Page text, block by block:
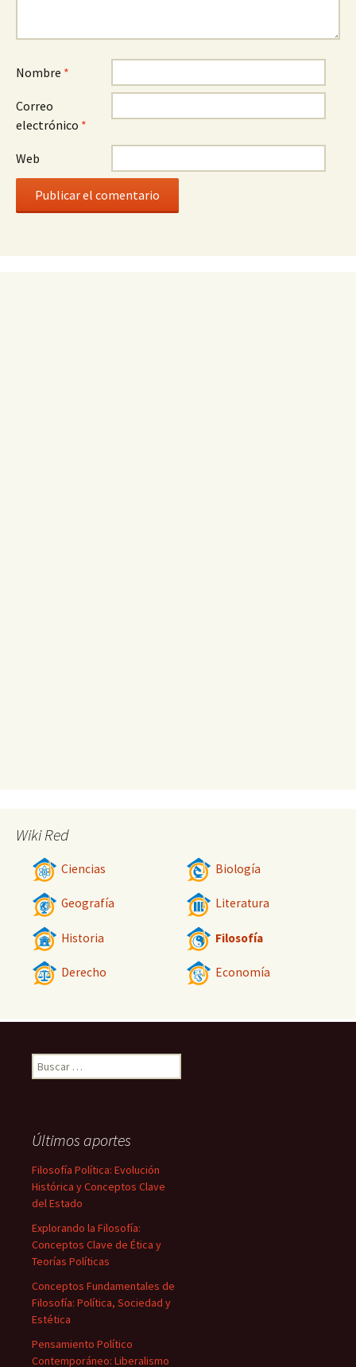
Nombre *
Correo
electrónico *
Web
Wiki Red
Ciencias Biología
Geografía Literatura
Historia Filosofía
Derecho Economía
Buscar:
Últimos aportes
Filosofía Política: Evolución
Histórica y Conceptos Clave
del Estado
Explorando la Filosofía:
Conceptos Clave de Ética y
Teorías Políticas
Conceptos Fundamentales de
Filosofía: Política, Sociedad y
Estética
Pensamiento Político
Contemporáneo: Liberalismo